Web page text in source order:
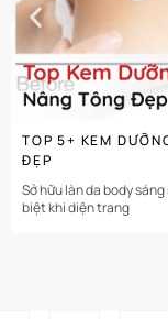
TOP 5+ KEM
ĐẸP
Sở hữu làn da body
biệt khi diện trang